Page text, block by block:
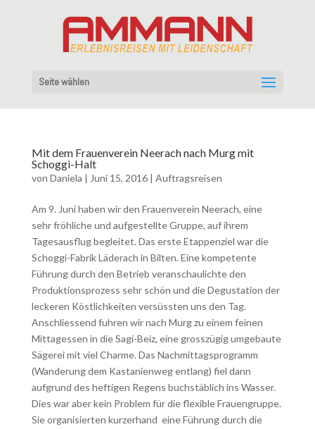
Seite wählen
Mit dem Frauenverein Neerach nach Murg mit
Schoggi-Halt
von Daniela | Juni 15, 2016| Auftragsreisen
Am 9. Juni haben wir den Frauenverein Neerach, eine
sehr fröhliche und aufgestellte Gruppe, auf ihrem
Tagesausflug begleitet. Das erste Etappenziel war die
Schoggi-Fabrik Läderach in Bilten. Eine kompetente
Führung durch den Betrieb veranschaulichte den
Produktionsprozess sehr schön und die Degustation der
leckeren Köstlichkeiten versüssten uns den Tag.
Anschliessend fuhren wir nach Murg zu einem feinen
Mittagessen in die Sagi-Beiz, eine grosszügig umgebaute
Sägerei mit viel Charme. Das Nachmittagsprogramm
(Wanderung dem Kastanienweg entlang) fiel dann
aufgrund des heftigen Regens buchstäblich ins Wasser.
Dies war aber kein Problem für die flexible Frauengruppe.
Sie organisierten kurzerhand eine Führung durch die